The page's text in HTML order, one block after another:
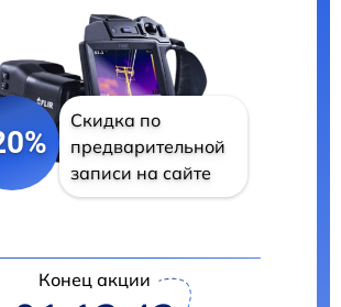
Скидка по
предварительной
записи на сайте
Конец акции